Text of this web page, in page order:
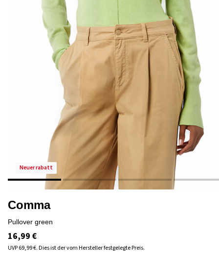
neuer rabatt
Comma
pullover green
16,99 €
UVP69,99 €.Dies ist der vom Hersteller festgelegte Preis.